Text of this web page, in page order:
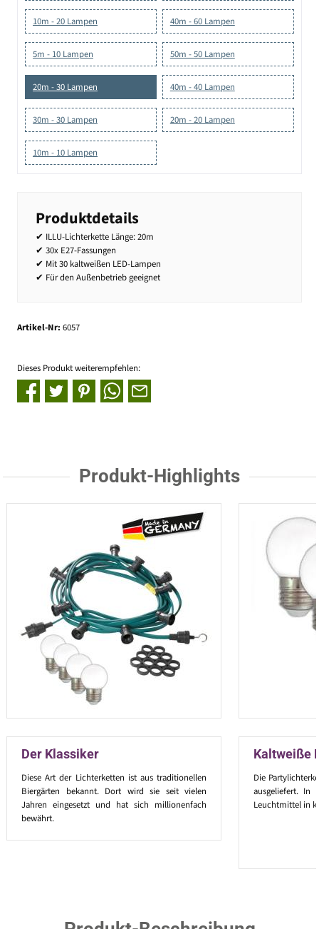
10m - 20 Lampen 40m - 60 Lampen
5m - 10 Lampen 50m - 50 Lampen
20m - 30 Lampen 40m - 40 Lampen
30m - 30 Lampen 20m - 20 Lampen
10m - 10 Lampen
Produktdetails
✔ ILLU-Lichterkette Länge: 20m
✔ 30x E27-Fassungen
✔ Mit 30 kaltweißen LED-Lampen
✔ Für den Außenbetrieb geeignet
Artikel-Nr: 6057
Dieses Produkt weiterempfehlen:
Produkt-Highlights
Der Klassiker
Diese Art der Lichterketten ist aus traditionellen
Biergärten bekannt. Dort wird sie seit vielen
Jahren eingesetzt und hat sich millionenfach
bewährt.
Kaltweiße
Die
ausgeliefert. In
Leuchtmittel in